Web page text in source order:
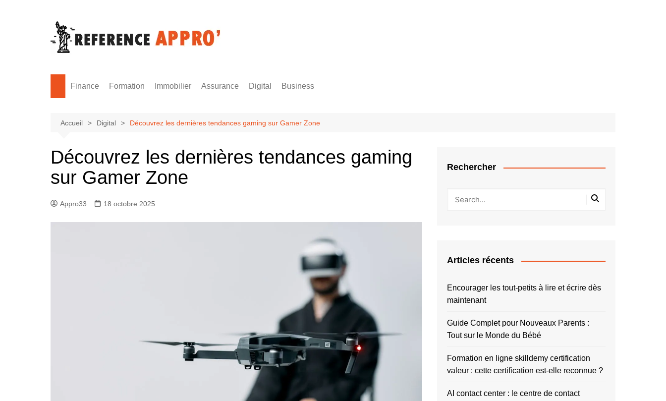
Finance Formation Immobilier Assurance Digital Business
Accueil Digital Découvrez les dernières tendances gaming sur Gamer Zone
Découvrez les dernières tendances gaming
sur Gamer Zone
Appro33 18 octobre 2025
Rechercher
Articles récents
Encourager les tout-petits à lire et écrire dès
maintenant
Guide Complet pour Nouveaux Parents :
Tout sur le Monde du Bébé
Formation en ligne skilldemy certification
valeur : cette certification est-elle reconnue ?
AI contact center : le centre de contact